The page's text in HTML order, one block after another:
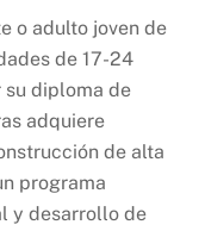
o adulto joven de
de 17-24
su diploma de
adquiere
de alta
programa
y desarrollo de